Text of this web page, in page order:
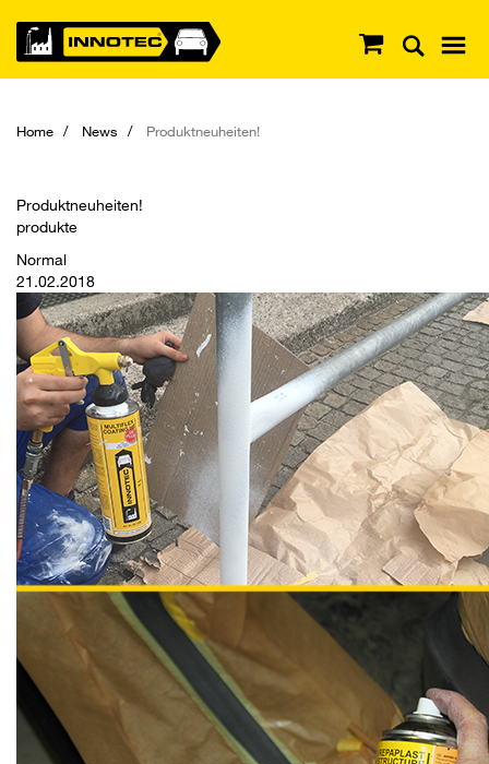
Home News Produktneuheiten!
Produktneuheiten!
produkte
Normal
21.02.2018